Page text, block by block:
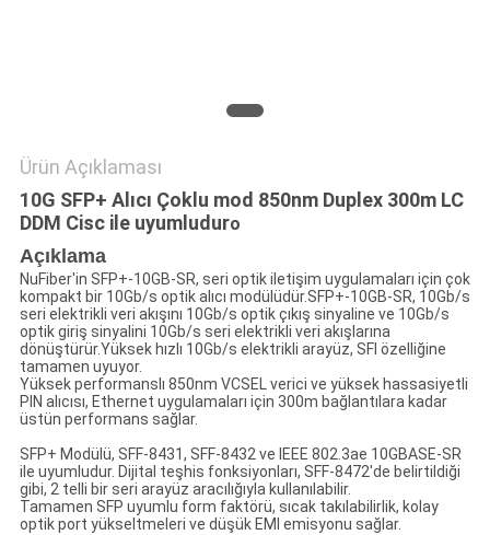
Ürün Açıklaması
10G SFP+ Alıcı Çoklu mod 850nm Duplex 300m LC
DDM Cisc ile uyumluduro
Açıklama
NuFiber'in SFP+-10GB-SR, seri optik iletişim uygulamaları için çok
kompakt bir 10Gb/s optik alıcı modülüdür.SFP+-10GB-SR, 10Gb/s
seri elektrikli veri akışını 10Gb/s optik çıkış sinyaline ve 10Gb/s
optik giriş sinyalini 10Gb/s seri elektrikli veri akışlarına
dönüştürür.Yüksek hızlı 10Gb/s elektrikli arayüz, SFI özelliğine
tamamen uyuyor.
Yüksek performanslı 850nm VCSEL verici ve yüksek hassasiyetli
PIN alıcısı, Ethernet uygulamaları için 300m bağlantılara kadar
üstün performans sağlar.
SFP+ Modülü, SFF-8431, SFF-8432 ve IEEE 802.3ae 10GBASE-SR
ile uyumludur. Dijital teşhis fonksiyonları, SFF-8472'de belirtildiği
gibi, 2 telli bir seri arayüz aracılığıyla kullanılabilir.
Tamamen SFP uyumlu form faktörü, sıcak takılabilirlik, kolay
optik port yükseltmeleri ve düşük EMI emisyonu sağlar.